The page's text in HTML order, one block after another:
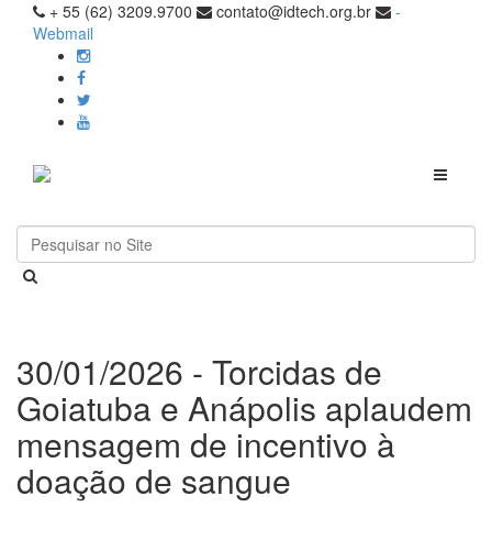
+ 55 (62) 3209.9700 contato@idtech.org.br
-
Webmail
Toggle
30/01/2026 - Torcidas de
Goiatuba e Anápolis aplaudem
mensagem de incentivo à
doação de sangue